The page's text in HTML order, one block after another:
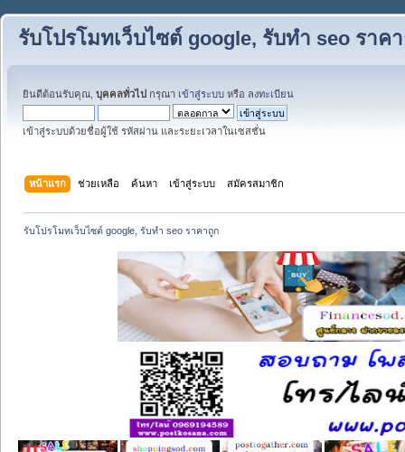
รับโปรโมทเว็บไซต์ google, รับทำ seo ราค
ยินดีต้อนรับคุณ, บุคคลทั่วไป กรุณา เข้าสู่ระบบ หรือ ลงทะเบียน
เข้าสู่ระบบด้วยชื่อผู้ใช้ รหัสผ่าน และระยะเวลาในเซสชั่น
หน้าแรก ช่วยเหลือ ค้นหา เข้าสู่ระบบ สมัครสมาชิก
รับโปรโมทเว็บไซต์ google, รับทำ seo ราคาถูก